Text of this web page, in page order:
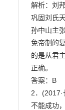
解析：刘
巩固刘氏
孙中山主
免帝制的
的是从君
正确。
答案：B
2．
不能成功